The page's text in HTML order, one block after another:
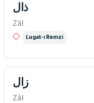
ذال
Zâl
Lugat-ı Remzi
زال
Zâl